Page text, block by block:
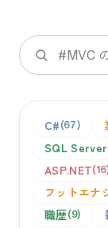
検索
C# 67
SQL Server
ASP.NET 16
フットエナ
職歴 9